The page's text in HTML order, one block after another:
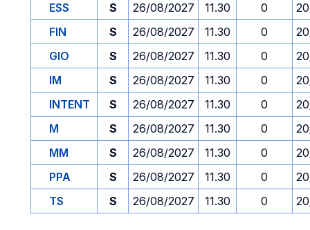
ESS
S 26/08/2027 11.30 0
FIN
S 26/08/2027 11.30 0
GIO
S 26/08/2027 11.30 0
IM
S 26/08/2027 11.30 0
INTENT
S 26/08/2027 11.30 0
M
S 26/08/2027 11.30 0
MM
S 26/08/2027 11.30 0
PPA
S 26/08/2027 11.30 0
TS
S 26/08/2027 11.30 0